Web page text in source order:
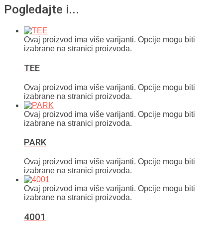
Pogledajte i...
Ovaj proizvod ima više varijanti. Opcije mogu biti
izabrane na stranici proizvoda.
TEE
Ovaj proizvod ima više varijanti. Opcije mogu biti
izabrane na stranici proizvoda.
Ovaj proizvod ima više varijanti. Opcije mogu biti
izabrane na stranici proizvoda.
PARK
Ovaj proizvod ima više varijanti. Opcije mogu biti
izabrane na stranici proizvoda.
Ovaj proizvod ima više varijanti. Opcije mogu biti
izabrane na stranici proizvoda.
4001